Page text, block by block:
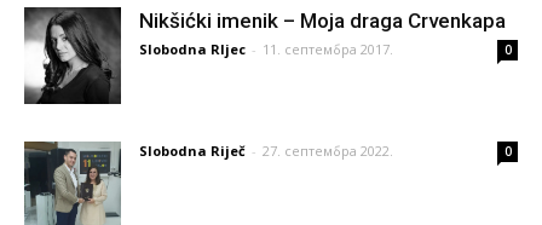
Nikšićki imenik – Moja draga Crvenkapa
Slobodna RIjec - 11. септембра 2017. 0
Slobodna Riječ - 27. септембра 2022. 0